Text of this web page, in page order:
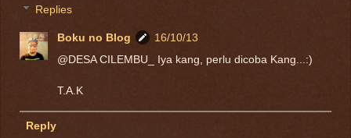
Replies
Boku no Blog
16/10/13
@DESA CILEMBU_ Iya kang, perlu dicoba Kang...:)
T.A.K
Reply